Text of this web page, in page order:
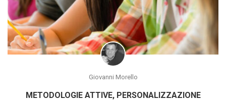
Giovanni Morello
METODOLOGIE ATTIVE, PERSONALIZZAZIONE